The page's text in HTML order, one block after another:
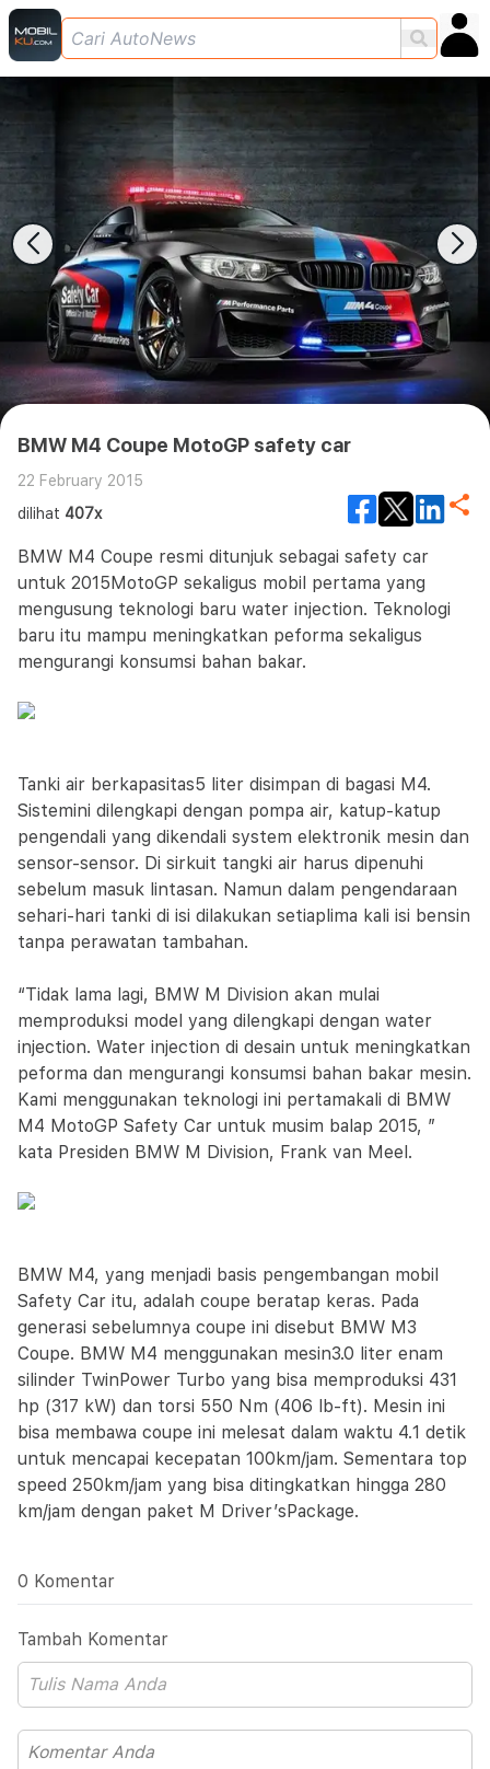
BMW M4 Coupe MotoGP safety car
22 February 2015
dilihat 407x
BMW M4 Coupe resmi ditunjuk sebagai safety car
untuk 2015MotoGP sekaligus mobil pertama yang
mengusung teknologi baru water injection. Teknologi
baru itu mampu meningkatkan peforma sekaligus
mengurangi konsumsi bahan bakar.
Tanki air berkapasitas5 liter disimpan di bagasi M4.
Sistemini dilengkapi dengan pompa air, katup-katup
pengendali yang dikendali system elektronik mesin dan
sensor-sensor. Di sirkuit tangki air harus dipenuhi
sebelum masuk lintasan. Namun dalam pengendaraan
sehari-hari tanki di isi dilakukan setiaplima kali isi bensin
tanpa perawatan tambahan.
“Tidak lama lagi, BMW M Division akan mulai
memproduksi model yang dilengkapi dengan water
injection. Water injection di desain untuk meningkatkan
peforma dan mengurangi konsumsi bahan bakar mesin.
Kami menggunakan teknologi ini pertamakali di BMW
M4 MotoGP Safety Car untuk musim balap 2015, ”
kata Presiden BMW M Division, Frank van Meel.
BMW M4, yang menjadi basis pengembangan mobil
Safety Car itu, adalah coupe beratap keras. Pada
generasi sebelumnya coupe ini disebut BMW M3
Coupe. BMW M4 menggunakan mesin3.0 liter enam
silinder TwinPower Turbo yang bisa memproduksi 431
hp (317 kW) dan torsi 550 Nm (406 lb-ft). Mesin ini
bisa membawa coupe ini melesat dalam waktu 4.1 detik
untuk mencapai kecepatan 100km/jam. Sementara top
speed 250km/jam yang bisa ditingkatkan hingga 280
km/jam dengan paket M Driver’sPackage.
0 Komentar
Tambah Komentar